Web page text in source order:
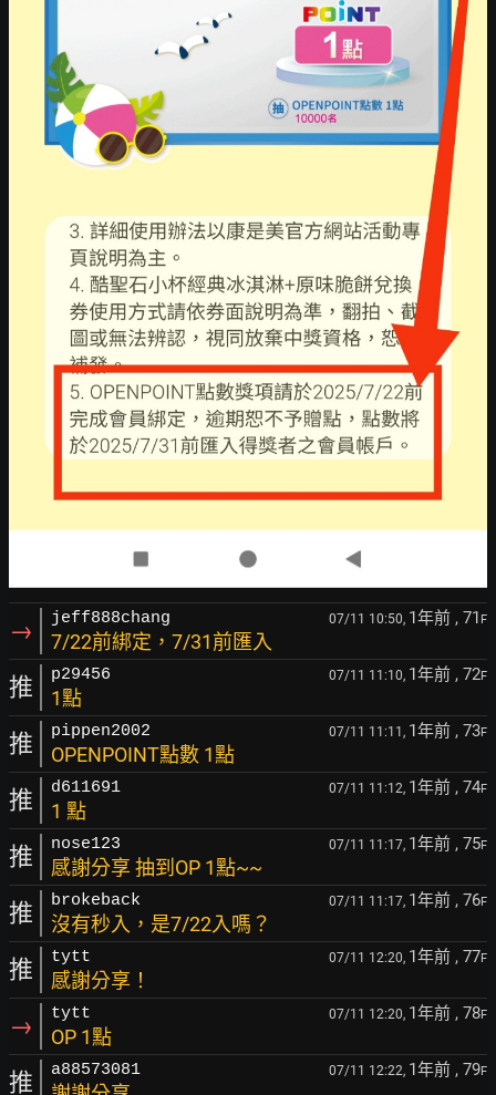
→ jeff888chang 07/11 10:50, 1年前 , 71 F
7/22前綁定，7/31前匯入
推 p29456 07/11 11:10, 1年前 , 72F
1點
推 pippen2002 07/11 11:11, 1年前 , 73F
OPENPOINT點數 1點
推 d611691 07/11 11:12, 1年前 , 74F
1 點
推 nose123 07/11 11:17, 1年前 , 75F
感謝分享 抽到OP 1點~~
推 brokeback 07/11 11:17, 1年前 , 76F
沒有秒入，是7/22入嗎？
推 tytt 07/11 12:20, 1年前 , 77F
感謝分享！
→ tytt 07/11 12:20, 1年前 , 78F
OP 1點
推 a88573081 07/11 12:22, 1年前 , 79F